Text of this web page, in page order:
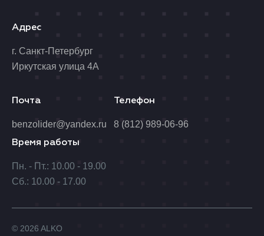
Адрес
г. Санкт-Петербург
Иркутская улица 4А
Время работы
Пн. - Пт.: 10.00 - 19.00
Сб.: 10.00 - 17.00
Почта
benzolider@yandex.ru
Телефон
8 (812) 989-06-96
© 2026 ALKO